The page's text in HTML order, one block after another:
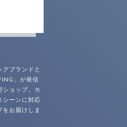
ブランドと
」が発信
ショップ。カ
シーンに対応
お届けしま